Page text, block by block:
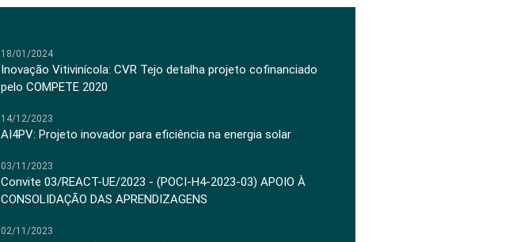
18/01/2024
Inovação Vitivinícola: CVR Tejo detalha projeto cofinanciado
pelo COMPETE 2020
14/12/2023
AI4PV: Projeto inovador para eficiência na energia solar
03/11/2023
Convite 03/REACT-UE/2023 - (POCI-H4-2023-03) APOIO À
CONSOLIDAÇÃO DAS APRENDIZAGENS
02/11/2023